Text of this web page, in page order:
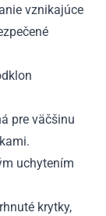
vznikajúce
pre väčšinu
uchytením
krytky,